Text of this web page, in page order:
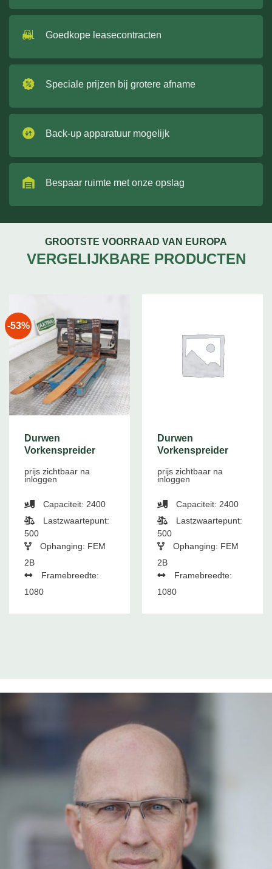
Goedkope leasecontracten
Speciale prijzen bij grotere afname
Back-up apparatuur mogelijk
Bespaar ruimte met onze opslag
GROOTSTE VOORRAAD VAN EUROPA
VERGELIJKBARE PRODUCTEN
-53%
Durwen
Vorkenspreider
prijs zichtbaar na
inloggen
Capaciteit: 2400
Lastzwaartepunt:
500
Ophanging: FEM
2B
Framebreedte:
1080
Durwen
Vorkenspreider
prijs zichtbaar na
inloggen
Capaciteit: 2400
Lastzwaartepunt:
500
Ophanging: FEM
2B
Framebreedte:
1080